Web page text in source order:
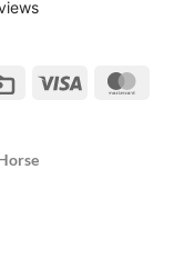
Credit
Visa